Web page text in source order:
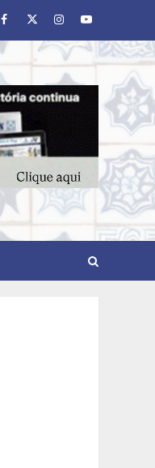
Facebook
TwitterInstagram
Youtube